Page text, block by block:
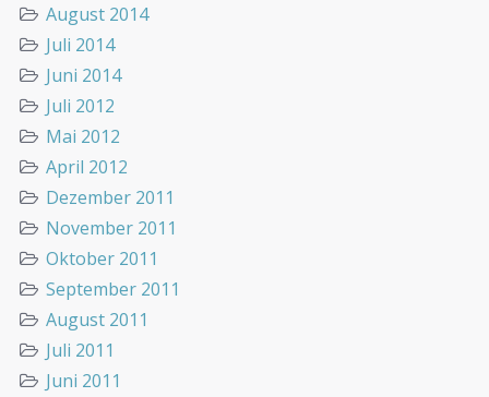
August 2014
Juli 2014
Juni 2014
Juli 2012
Mai 2012
April 2012
Dezember 2011
November 2011
Oktober 2011
September 2011
August 2011
Juli 2011
Juni 2011